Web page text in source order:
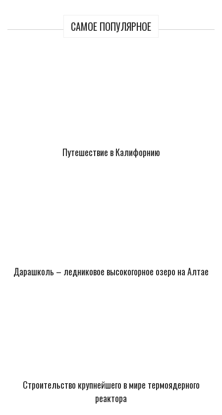
САМОЕ ПОПУЛЯРНОЕ
Путешествие в Калифорнию
Дарашколь – ледниковое высокогорное озеро на Алтае
Строительство крупнейшего в мире термоядерного
реактора